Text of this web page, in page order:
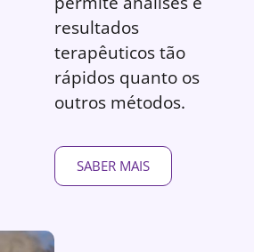
resultados
terapêuticos tão
rápidos quanto os
outros métodos.
SABER MAIS